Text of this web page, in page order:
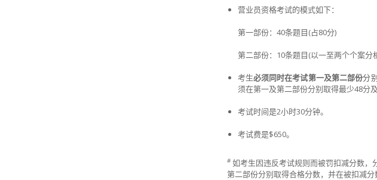
营业员资格考试的模式如下：
第一部份：40条题目(占80分)
第二部份：10条题目(以一至两个个案分
考生必须同时在考试第一及第二部份分
须在第一及第二部份分别取得最少48分
考试时间是2小时30分钟。
考试费是$650。
#如考生因违反考试规则而被罚扣减分数，
第二部份分别取得合格分数，并在被扣减